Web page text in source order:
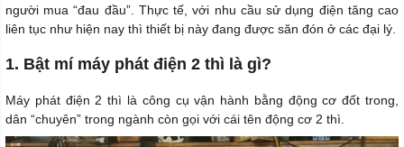
người mua “đau đầu”. Thực tế, với nhu cầu sử dụng điện tăng cao
liên tục như hiện nay thì thiết bị này đang được săn đón ở các đại lý.
1. Bật mí máy phát điện 2 thì là gì?
Máy phát điện 2 thì là công cụ vận hành bằng động cơ đốt trong,
dân “chuyên” trong ngành còn gọi với cái tên động cơ 2 thì.